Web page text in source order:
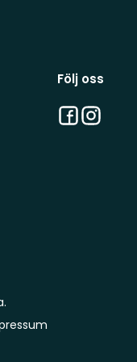
Följ oss
Facebook
Instagram